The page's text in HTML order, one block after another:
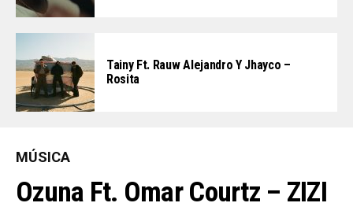
Tainy Ft. Rauw Alejandro Y Jhayco –
Rosita
MÚSICA
Ozuna Ft. Omar Courtz – ZIZI